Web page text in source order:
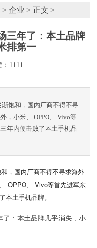
> 企业 > 正文 >
三年了：本土品牌
排第一
：1111
饱和，国内厂商不得不寻
，小米、 OPPO、 Vivo等
年内便击败了本土手机品
，国内厂商不得不寻求海外
OPPO、 Vivo等首先进军东
本土手机品牌。